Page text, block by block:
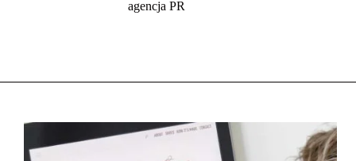
agencja PR